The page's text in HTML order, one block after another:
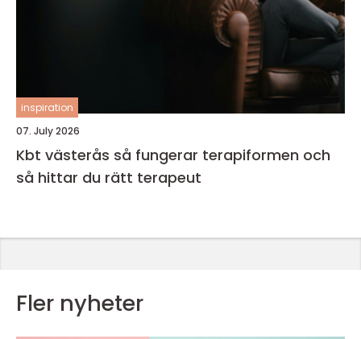
inspiration
07. July 2026
Kbt västerås så fungerar terapiformen och
så hittar du rätt terapeut
Fler nyheter